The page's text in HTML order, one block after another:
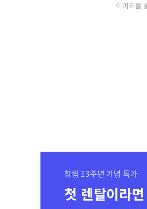
이미지를
창립 13주년 기념 특가
첫 렌탈이라면